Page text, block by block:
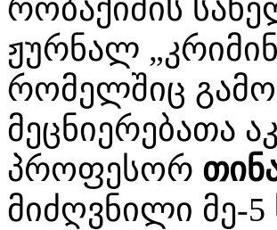
რობაქიძის
ჟურნალ
რომელშიც
მეცნიერებათა
პროფესორ
მიძღვნილი მე-